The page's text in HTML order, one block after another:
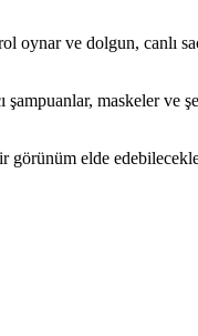
oynar ve dolgun, canlı
şampuanlar, maskeler ve
elde